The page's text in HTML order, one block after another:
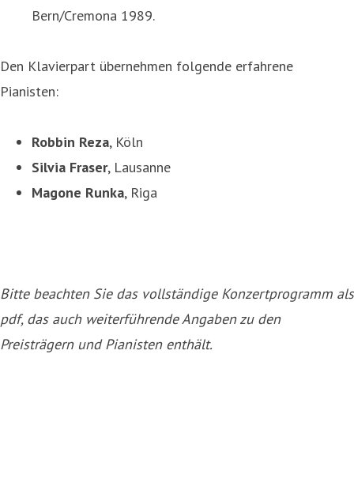
Bern/Cremona 1989.
Den Klavierpart übernehmen folgende erfahrene
Pianisten:
Robbin Reza, Köln
Silvia Fraser, Lausanne
Magone Runka, Riga
Bitte beachten Sie das vollständige Konzertprogramm als
pdf, das auch weiterführende Angaben zu den
Preisträgern und Pianisten enthält.